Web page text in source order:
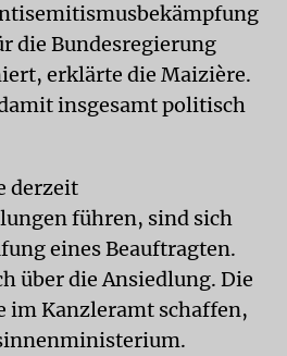
die Bundesregierung
erklärte die Maizière.
insgesamt politisch
derzeit
führen, sind sich
eines Beauftragten.
über die Ansiedlung. Die
im Kanzleramt schaffen,